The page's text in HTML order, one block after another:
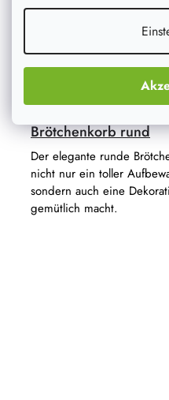
Brötchenkorb rund
Der elegante runde
nicht nur ein toller
sondern auch eine
gemütlich macht.